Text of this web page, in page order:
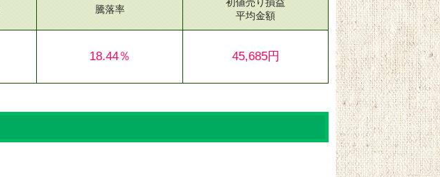
騰落率
18.44％
平均金額
45,685円